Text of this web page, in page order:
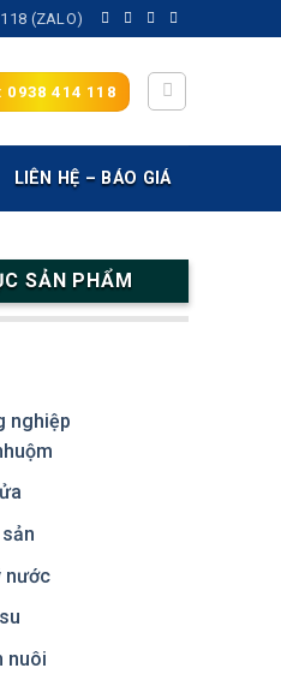
(ZALO)
0938 414 118
LIÊN HỆ – BÁO GIÁ
SẢN PHẨM
nghiệp
nước
nuôi